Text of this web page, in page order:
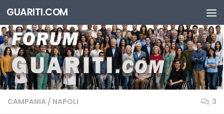
Salta al contenuto
GUARITI.COM
CAMPANIA / NAPOLI 3